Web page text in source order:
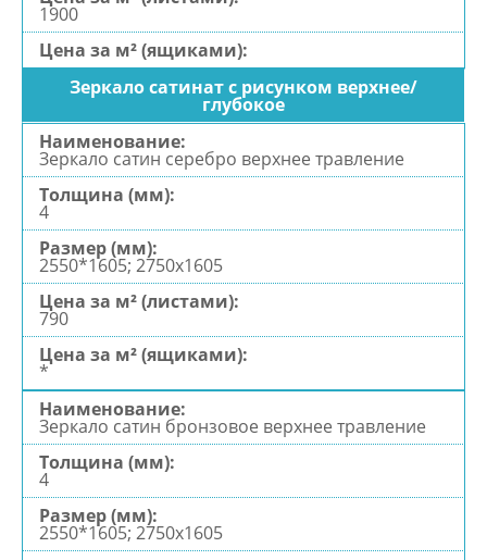
1900
Зеркало сатинат с рисунком верхнее/
глубокое
Зеркало сатин серебро верхнее травление
4
2550*1605; 2750х1605
790
*
Зеркало сатин бронзовое верхнее травление
4
2550*1605; 2750х1605